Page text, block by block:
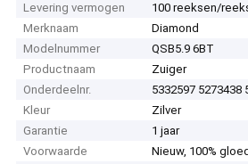
Levering vermogen
100 reeksen/
Merknaam
Diamond
Modelnummer
QSB5.9 6BT
Productnaam
Zuiger
Onderdeelnr.
5332597 5273438
Kleur
Zilver
Garantie
1 jaar
Voorwaarde
Nieuw, 100%